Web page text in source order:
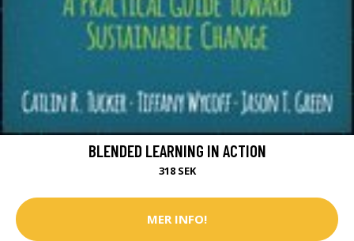
BLENDED LEARNING IN ACTION
318 SEK
MER INFO!